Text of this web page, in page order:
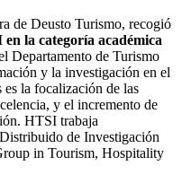
de Deusto Turismo, recogió
la categoría académica
Departamento de Turismo
y la investigación en el
la focalización de las
y el incremento de
HTSI trabaja
de Investigación
in Tourism, Hospitality